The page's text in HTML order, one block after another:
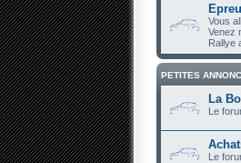
Vous
Venez
Rallye
PETITES
La
Le
Le